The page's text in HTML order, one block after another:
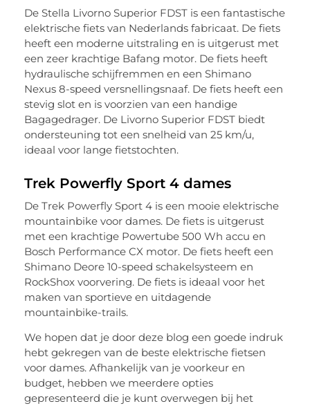
De Stella Livorno Superior FDST is een fantastische
elektrische fiets van Nederlands fabricaat. De fiets
heeft een moderne uitstraling en is uitgerust met
een zeer krachtige Bafang motor. De fiets heeft
hydraulische schijfremmen en een Shimano
Nexus 8-speed versnellingsnaaf. De fiets heeft een
stevig slot en is voorzien van een handige
Bagagedrager. De Livorno Superior FDST biedt
ondersteuning tot een snelheid van 25 km/u,
ideaal voor lange fietstochten.
Trek Powerfly Sport 4 dames
De Trek Powerfly Sport 4 is een mooie elektrische
mountainbike voor dames. De fiets is uitgerust
met een krachtige Powertube 500 Wh accu en
Bosch Performance CX motor. De fiets heeft een
Shimano Deore 10-speed schakelsysteem en
RockShox voorvering. De fiets is ideaal voor het
maken van sportieve en uitdagende
mountainbike-trails.
We hopen dat je door deze blog een goede indruk
hebt gekregen van de beste elektrische fietsen
voor dames. Afhankelijk van je voorkeur en
budget, hebben we meerdere opties
gepresenteerd die je kunt overwegen bij het